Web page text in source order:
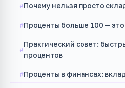
Почему нельзя просто
Проценты больше 100 —
Практический совет:
процентов
Проценты в финансах: